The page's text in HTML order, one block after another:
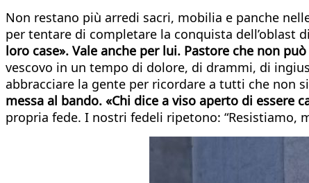
Non restano più arredi sacri, mobilia e panche
per tentare di completare la conquista dell’oblast
loro case». Vale anche per lui. Pastore che non
vescovo in un tempo di dolore, di drammi, di
abbracciare la gente per ricordare a tutti che non
messa al bando. «Chi dice a viso aperto di
propria fede. I nostri fedeli ripetono: “Resistiamo,